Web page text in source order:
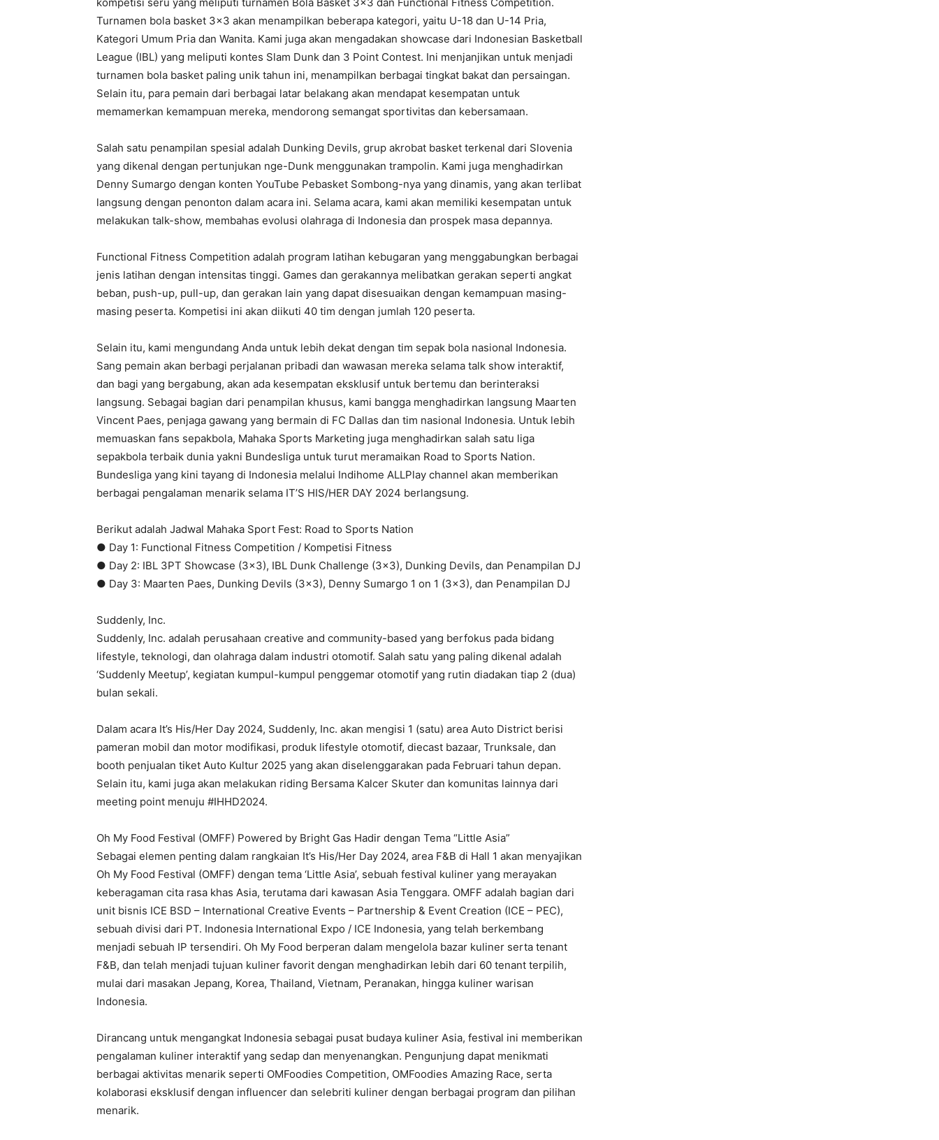
Turnamen bola basket 3×3 akan menampilkan beberapa kategori, yaitu U-18 dan U-14 Pria,
Kategori Umum Pria dan Wanita. Kami juga akan mengadakan showcase dari Indonesian Basketball
League (IBL) yang meliputi kontes Slam Dunk dan 3 Point Contest. Ini menjanjikan untuk menjadi
turnamen bola basket paling unik tahun ini, menampilkan berbagai tingkat bakat dan persaingan.
Selain itu, para pemain dari berbagai latar belakang akan mendapat kesempatan untuk
memamerkan kemampuan mereka, mendorong semangat sportivitas dan kebersamaan.
Salah satu penampilan spesial adalah Dunking Devils, grup akrobat basket terkenal dari Slovenia
yang dikenal dengan pertunjukan nge-Dunk menggunakan trampolin. Kami juga menghadirkan
Denny Sumargo dengan konten YouTube Pebasket Sombong-nya yang dinamis, yang akan terlibat
langsung dengan penonton dalam acara ini. Selama acara, kami akan memiliki kesempatan untuk
melakukan talk-show, membahas evolusi olahraga di Indonesia dan prospek masa depannya.
Functional Fitness Competition adalah program latihan kebugaran yang menggabungkan berbagai
jenis latihan dengan intensitas tinggi. Games dan gerakannya melibatkan gerakan seperti angkat
beban, push-up, pull-up, dan gerakan lain yang dapat disesuaikan dengan kemampuan masing-
masing peserta. Kompetisi ini akan diikuti 40 tim dengan jumlah 120 peserta.
Selain itu, kami mengundang Anda untuk lebih dekat dengan tim sepak bola nasional Indonesia.
Sang pemain akan berbagi perjalanan pribadi dan wawasan mereka selama talk show interaktif,
dan bagi yang bergabung, akan ada kesempatan eksklusif untuk bertemu dan berinteraksi
langsung. Sebagai bagian dari penampilan khusus, kami bangga menghadirkan langsung Maarten
Vincent Paes, penjaga gawang yang bermain di FC Dallas dan tim nasional Indonesia. Untuk lebih
memuaskan fans sepakbola, Mahaka Sports Marketing juga menghadirkan salah satu liga
sepakbola terbaik dunia yakni Bundesliga untuk turut meramaikan Road to Sports Nation.
Bundesliga yang kini tayang di Indonesia melalui Indihome ALLPlay channel akan memberikan
berbagai pengalaman menarik selama IT’S HIS/HER DAY 2024 berlangsung.
Berikut adalah Jadwal Mahaka Sport Fest: Road to Sports Nation
● Day 1: Functional Fitness Competition / Kompetisi Fitness
● Day 2: IBL 3PT Showcase (3×3), IBL Dunk Challenge (3×3), Dunking Devils, dan Penampilan DJ
● Day 3: Maarten Paes, Dunking Devils (3×3), Denny Sumargo 1 on 1 (3×3), dan Penampilan DJ
Suddenly, Inc.
Suddenly, Inc. adalah perusahaan creative and community-based yang berfokus pada bidang
lifestyle, teknologi, dan olahraga dalam industri otomotif. Salah satu yang paling dikenal adalah
‘Suddenly Meetup’, kegiatan kumpul-kumpul penggemar otomotif yang rutin diadakan tiap 2 (dua)
bulan sekali.
Dalam acara It’s His/Her Day 2024, Suddenly, Inc. akan mengisi 1 (satu) area Auto District berisi
pameran mobil dan motor modifikasi, produk lifestyle otomotif, diecast bazaar, Trunksale, dan
booth penjualan tiket Auto Kultur 2025 yang akan diselenggarakan pada Februari tahun depan.
Selain itu, kami juga akan melakukan riding Bersama Kalcer Skuter dan komunitas lainnya dari
meeting point menuju #IHHD2024.
Oh My Food Festival (OMFF) Powered by Bright Gas Hadir dengan Tema “Little Asia”
Sebagai elemen penting dalam rangkaian It’s His/Her Day 2024, area F&B di Hall 1 akan menyajikan
Oh My Food Festival (OMFF) dengan tema ‘Little Asia’, sebuah festival kuliner yang merayakan
keberagaman cita rasa khas Asia, terutama dari kawasan Asia Tenggara. OMFF adalah bagian dari
unit bisnis ICE BSD – International Creative Events – Partnership & Event Creation (ICE – PEC),
sebuah divisi dari PT. Indonesia International Expo / ICE Indonesia, yang telah berkembang
menjadi sebuah IP tersendiri. Oh My Food berperan dalam mengelola bazar kuliner serta tenant
F&B, dan telah menjadi tujuan kuliner favorit dengan menghadirkan lebih dari 60 tenant terpilih,
mulai dari masakan Jepang, Korea, Thailand, Vietnam, Peranakan, hingga kuliner warisan
Indonesia.
Dirancang untuk mengangkat Indonesia sebagai pusat budaya kuliner Asia, festival ini memberikan
pengalaman kuliner interaktif yang sedap dan menyenangkan. Pengunjung dapat menikmati
berbagai aktivitas menarik seperti OMFoodies Competition, OMFoodies Amazing Race, serta
kolaborasi eksklusif dengan influencer dan selebriti kuliner dengan berbagai program dan pilihan
menarik.